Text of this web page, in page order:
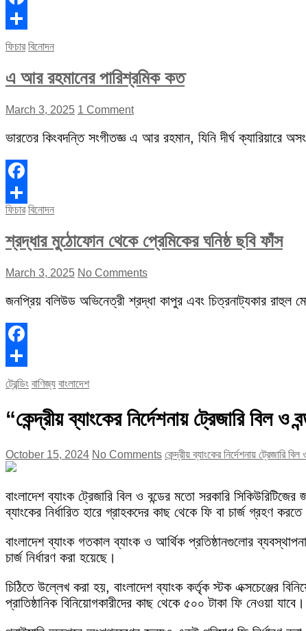
Facebook
Share
ফিচার বিনোদন
এ আর রহমানের পারিশ্রমিক কত
March 3, 2025 1 Comment
ভারতের কিংবদন্তি সংগীতজ্ঞ এ আর রহমান, যিনি দীর্ঘ ক্যারিয়ারে
Facebook
Share
ফিচার বিনোদন
শ্রদ্ধার মুঠোফোন থেকে প্রেমিকের ঘনিষ্ঠ ছবি ফাঁস
March 3, 2025 No Comments
জনপ্রিয় বলিউড অভিনেত্রী শ্রদ্ধা কাপুর এবং চিত্রনাট্যকার রাহুল
Facebook
Share
ট্রেন্ডিং বাণিজ্য বাংলাদেশ
“কেন্দ্রীয় ব্যাংকের নির্দেশনায় ট্রেজারি বিল ও
October 15, 2024 No Comments কেন্দ্রীয় ব্যাংকের নির্দেশনায় ট্রেজারি
বাংলাদেশ ব্যাংক ট্রেজারি বিল ও বন্ডের মতো সরকারি
ব্যাংকের নির্ধারিত হারে গ্রাহকদের কাছ থেকে ফি বা চার্জ গ্রহণ করতে
বাংলাদেশ ব্যাংক গতকাল ব্যাংক ও আর্থিক প্রতিষ্ঠানগুলোর
চার্জ নির্ধারণ করা হয়েছে।
চিঠিতে উল্লেখ করা হয়, বাংলাদেশ ব্যাংক কর্তৃক স্টক এক্সচেঞ্জের
প্রাতিষ্ঠানিক বিনিয়োগকারীদের কাছ থেকে ৫০০ টাকা ফি নেওয়া যাবে।